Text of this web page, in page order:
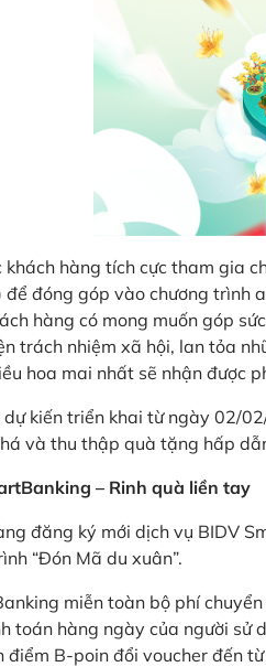
hàng tích cực tham gia
đóng góp vào chương trình
hàng có mong muốn góp
trách nhiệm xã hội, lan tỏa
hoa mai nhất sẽ nhận được
dự kiến triển khai từ ngày 02/
và thu thập quà tặng hấp
– Rinh quà liền tay
đăng ký mới dịch vụ BIDV
“Đón Mã du xuân”.
miễn toàn bộ phí
toán hàng ngày của người sử
điểm B-poin đổi voucher đến